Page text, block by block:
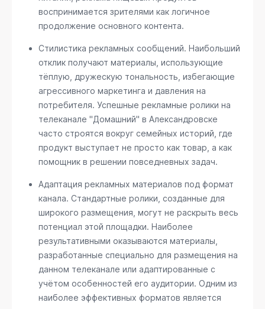
воспринимается зрителями как логичное
продолжение основного контента.
Стилистика рекламных сообщений. Наибольший
отклик получают материалы, использующие
тёплую, дружескую тональность, избегающие
агрессивного маркетинга и давления на
потребителя. Успешные рекламные ролики на
телеканале "Домашний" в Александровске
часто строятся вокруг семейных историй, где
продукт выступает не просто как товар, а как
помощник в решении повседневных задач.
Адаптация рекламных материалов под формат
канала. Стандартные ролики, созданные для
широкого размещения, могут не раскрыть весь
потенциал этой площадки. Наиболее
результативными оказываются материалы,
разработанные специально для размещения на
данном телеканале или адаптированные с
учётом особенностей его аудитории. Одним из
наиболее эффективных форматов является